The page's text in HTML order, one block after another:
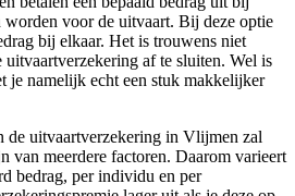
voor de uitvaart. Bij deze optie
bij elkaar. Het is trouwens niet
af te sluiten. Wel is
je namelijk echt een stuk makkelijker
de uitvaartverzekering in Vlijmen zal
van meerdere factoren. Daarom varieert
bedrag, per individu en per